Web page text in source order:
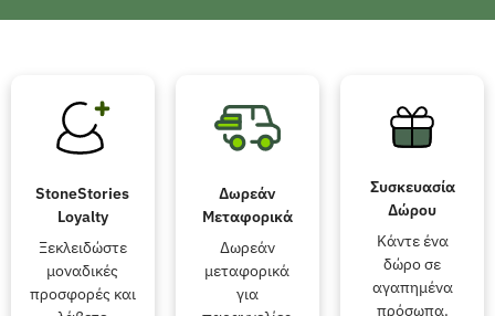
StoneStories
Loyalty
Ξεκλειδώστε
μοναδικές
προσφορές και
Δωρεάν
Μεταφορικά
Δωρεάν
μεταφορικά
για
Συσκευασία
Δώρου
Κάντε ένα
δώρο σε
αγαπημένα
πρόσωπα.